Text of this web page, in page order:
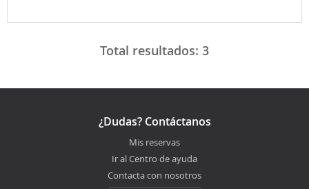
Total resultados: 3
¿Dudas? Contáctanos
Mis reservas
Ir al Centro de ayuda
Contacta con nosotros